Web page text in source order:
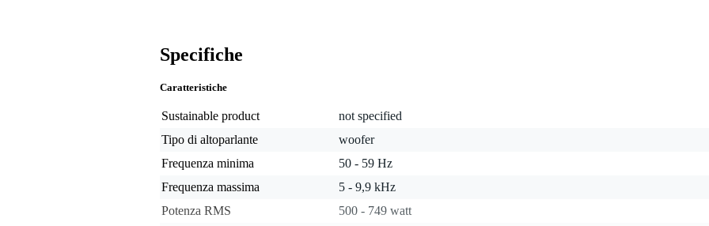
Specifiche
Caratteristiche
Sustainable product
not specified
Tipo di altoparlante
woofer
Frequenza minima
50 - 59 Hz
Frequenza massima
5 - 9,9 kHz
Potenza RMS
500 - 749 watt